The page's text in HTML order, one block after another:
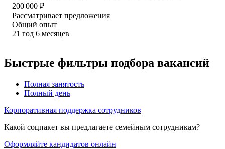
200 000 ₽
Рассматривает предложения
Общий опыт
21 год 6 месяцев
Быстрые фильтры подбора вакансий
Полная занятость
Полный день
Корпоративная поддержка сотрудников
Какой соцпакет вы предлагаете семейным сотрудникам?
Оформляйте кандидатов онлайн